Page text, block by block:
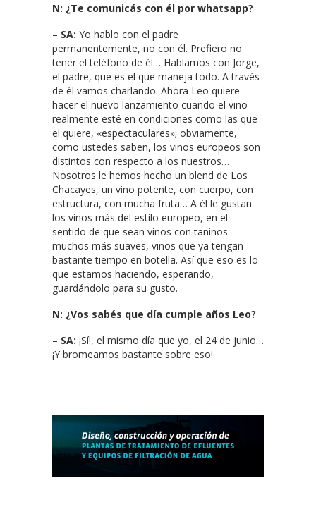
N: ¿Te comunicás con él por whatsapp?
– SA: Yo hablo con el padre
permanentemente, no con él. Prefiero no
tener el teléfono de él… Hablamos con Jorge,
el padre, que es el que maneja todo. A través
de él vamos charlando. Ahora Leo quiere
hacer el nuevo lanzamiento cuando el vino
realmente esté en condiciones como las que
el quiere, «espectaculares»; obviamente,
como ustedes saben, los vinos europeos son
distintos con respecto a los nuestros…
Nosotros le hemos hecho un blend de Los
Chacayes, un vino potente, con cuerpo, con
estructura, con mucha fruta… A él le gustan
los vinos más del estilo europeo, en el
sentido de que sean vinos con taninos
muchos más suaves, vinos que ya tengan
bastante tiempo en botella. Así que eso es lo
que estamos haciendo, esperando,
guardándolo para su gusto.
N: ¿Vos sabés que día cumple años Leo?
– SA: ¡Sí!, el mismo día que yo, el 24 de junio…
¡Y bromeamos bastante sobre eso!